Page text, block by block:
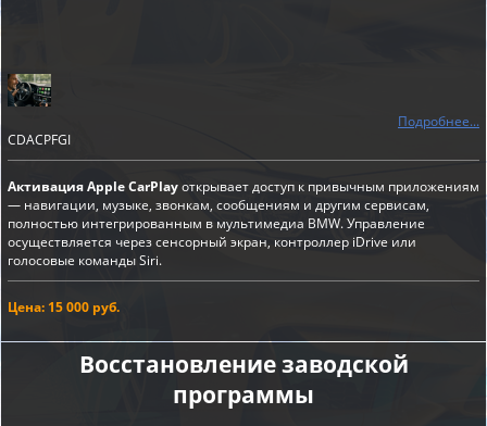
Подробнее...
CDACPFGI
Активация Apple CarPlayоткрывает доступ к привычным приложениям
— навигации, музыке, звонкам, сообщениям и другим сервисам,
полностью интегрированным в мультимедиа BMW. Управление
осуществляется через сенсорный экран, контроллер iDrive или
голосовые команды Siri.
Цена: 15 000 руб.
Восстановление заводской
программы